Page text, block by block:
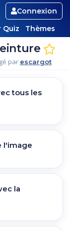
Connexion
Quiz Thèmes
par escargot
tous les
l'image
la